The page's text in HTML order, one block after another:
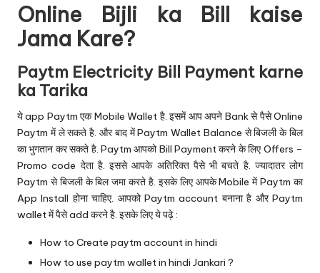
Online Bijli ka Bill kaise
Jama Kare?
Paytm Electricity Bill Payment karne
ka Tarika
ये app Paytm एक Mobile Wallet है. इसमें आप अपने Bank से पैसे Online
Paytm में ले सकते है. और बाद में Paytm Wallet Balance से बिजली के बिल
का भुगतान कर सकते है. Paytm आपको Bill Payment करने के लिए Offers –
Promo code देता है. इससे आपके अतिरिक्त पैसे भी बचते है. ज्यादातर लोग
Paytm से बिजली के बिल जमा करते है. इसके लिए आपके Mobile में Paytm का
App Install होना चाहिए. आपको Paytm account बनाना है और Paytm
wallet में पैसे add करने है. इसके लिए ये पढ़े :
How to Create paytm account in hindi
How to use paytm wallet in hindi Jankari ?